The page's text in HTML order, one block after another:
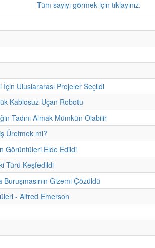
Tüm sayıyı görmek için tıklayınız.
Uluslararası Projeler Seçildi
Kablosuz Uçan Robotu
Tadını Almak Mümkün Olabilir
Üretmek mi?
Görüntüleri Elde Edildi
Türü Keşfedildi
Gizemi Çözüldü
- Alfred Emerson